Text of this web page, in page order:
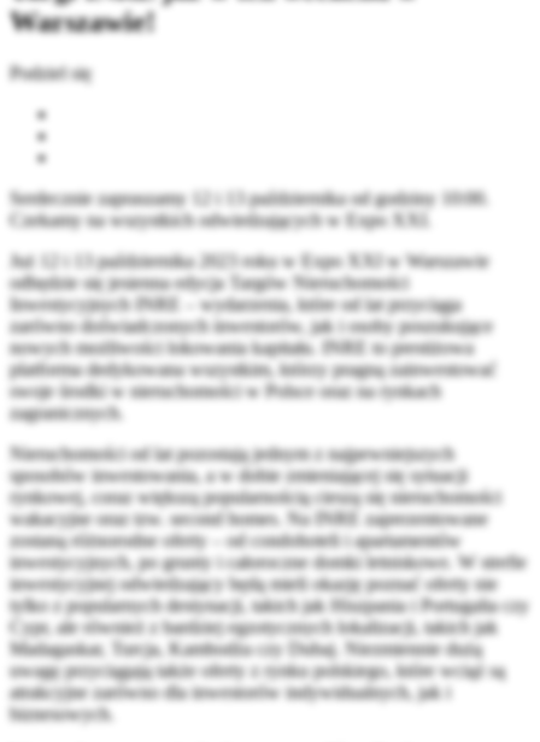
Warszawie!
Podziel się
Serdecznie zapraszamy 12 i 13 października od godziny 10:00.
Czekamy na wszystkich odwiedzających w Expo XXI.
Już 12 i 13 października 2023 roku w Expo XXI w Warszawie
odbędzie się jesienna edycja Targów Nieruchomości
Inwestycyjnych INRE – wydarzenia, które od lat przyciąga
zarówno doświadczonych inwestorów, jak i osoby poszukujące
nowych możliwości lokowania kapitału. INRE to prestiżowa
platforma dedykowana wszystkim, którzy pragną zainwestować
swoje środki w nieruchomości w Polsce oraz na rynkach
zagranicznych.
Nieruchomości od lat pozostają jednym z najpewniejszych
sposobów inwestowania, a w dobie zmieniającej się sytuacji
rynkowej, coraz większą popularnością cieszą się nieruchomości
wakacyjne oraz tzw. second homes. Na INRE zaprezentowane
zostaną różnorodne oferty – od condohoteli i apartamentów
inwestycyjnych, po grunty i całoroczne domki letniskowe. W strefie
inwestycyjnej odwiedzający będą mieli okazję poznać oferty nie
tylko z popularnych destynacji, takich jak Hiszpania i Portugalia czy
Cypr, ale również z bardziej egzotycznych lokalizacji, takich jak
Madagaskar, Turcja, Kambodża czy Dubaj. Niezmiennie dużą
uwagę przyciągają także oferty z rynku polskiego, które wciąż są
atrakcyjne zarówno dla inwestorów indywidualnych, jak i
biznesowych.